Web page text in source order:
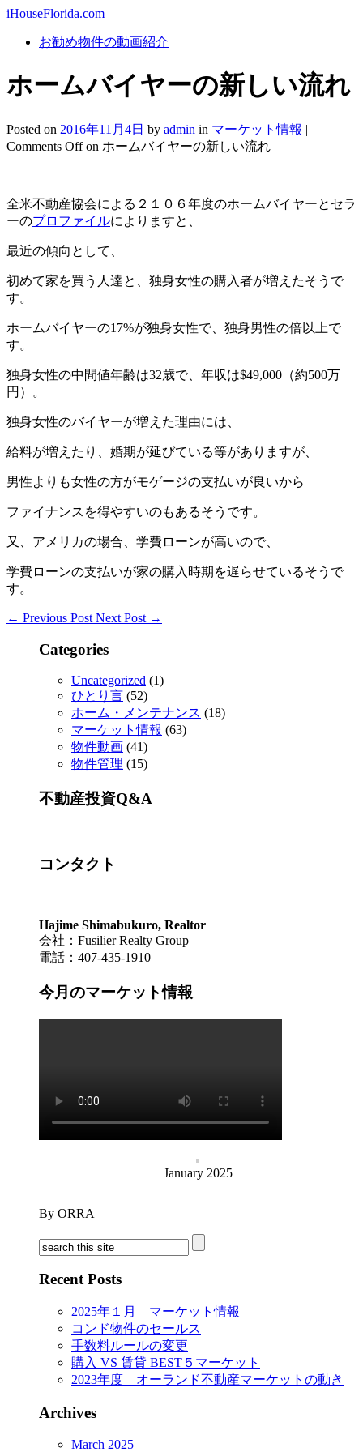
iHouseFlorida.com
お勧め物件の動画紹介
ホームバイヤーの新しい流れ
Posted on 2016年11月4日 by admin in マーケット情報 |
Comments Offon ホームバイヤーの新しい流れ
全米不動産協会による２１０６年度のホームバイヤーとセラ
ーのプロファイルによりますと、
最近の傾向として、
初めて家を買う人達と、独身女性の購入者が増えたそうで
す。
ホームバイヤーの17%が独身女性で、独身男性の倍以上で
す。
独身女性の中間値年齢は32歳で、年収は$49,000（約500万
円）。
独身女性のバイヤーが増えた理由には、
給料が増えたり、婚期が延びている等がありますが、
男性よりも女性の方がモゲージの支払いが良いから
ファイナンスを得やすいのもあるそうです。
又、アメリカの場合、学費ローンが高いので、
学費ローンの支払いが家の購入時期を遅らせているそうで
す。
← Previous Post Next Post →
Categories
Uncategorized (1)
ひとり言 (52)
ホーム・メンテナンス (18)
マーケット情報 (63)
物件動画 (41)
物件管理 (15)
不動産投資Q&A
コンタクト
Hajime Shimabukuro, Realtor
会社：Fusilier Realty Group
電話：407-435-1910
今月のマーケット情報
January 2025
By ORRA
Recent Posts
2025年１月 マーケット情報
コンド物件のセールス
手数料ルールの変更
購入 VS 賃貸 BEST５マーケット
2023年度 オーランド不動産マーケットの動き
Archives
March 2025